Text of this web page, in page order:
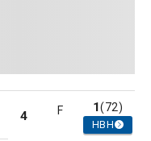
4 F 1(72)
HBH